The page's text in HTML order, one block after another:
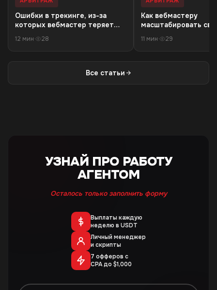
Ошибки в трекинге, из-за
которых вебмастер теряет
12 мин· 28
Как вебмастеру
масштабировать
трафика
11 мин· 29
Все статьи
УЗНАЙ ПРО РАБОТУ
АГЕНТОМ
Осталось только заполнить форму
Выплаты каждую
неделю в USDT
Личный менеджер
и скрипты
7 офферов с
CPA до $1,000